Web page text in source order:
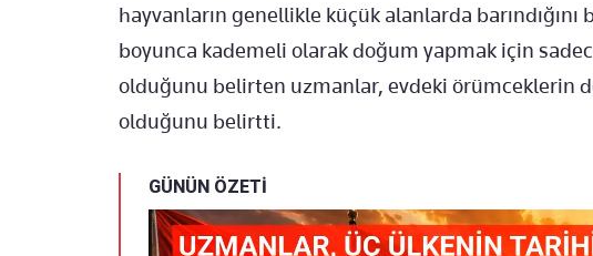
hayvanların genellikle küçük alanlarda
boyunca kademeli olarak doğum yapmak için
olduğunu belirten uzmanlar, evdeki örümceklerin
olduğunu belirtti.
GÜNÜN ÖZETİ